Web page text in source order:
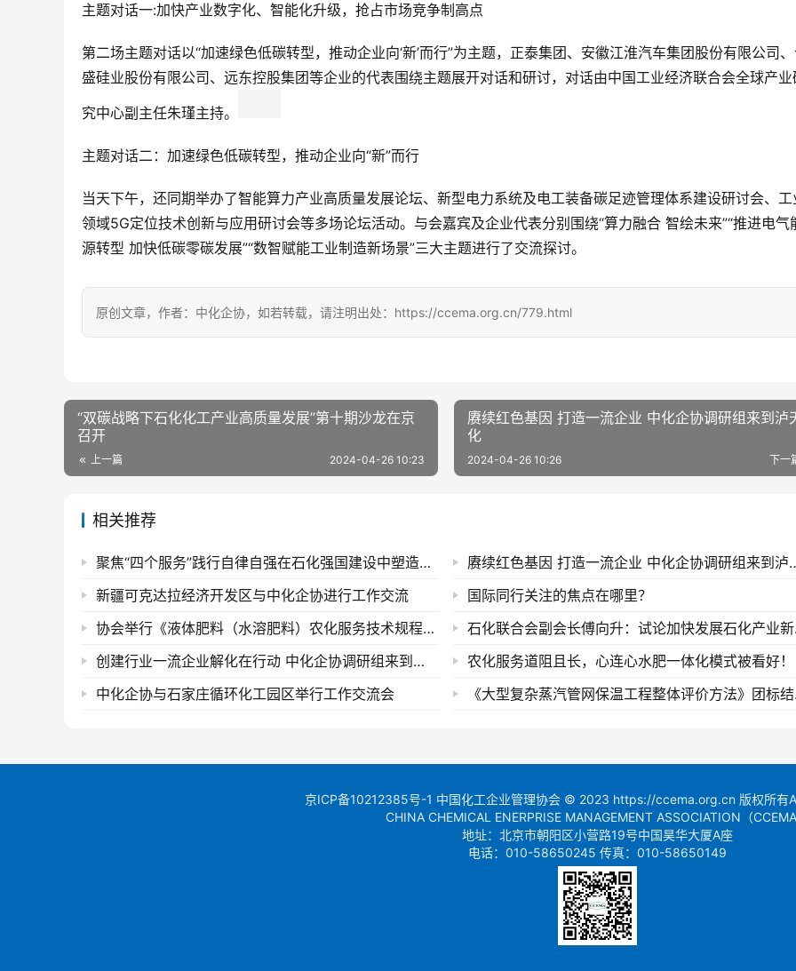
主题对话一:加快产业数字化、智能化升级，抢占市场竞争制高点
第二场主题对话以“加速绿色低碳转型，推动企业向‘新’而行”为主题，正泰集团、安徽江淮汽车集团股份有限公司
盛硅业股份有限公司、远东控股集团等企业的代表围绕主题展开对话和研讨，对话由中国工业经济联合会全球产业
究中心副主任朱瑾主持。
主题对话二：加速绿色低碳转型，推动企业向“新”而行
当天下午，还同期举办了智能算力产业高质量发展论坛、新型电力系统及电工装备碳足迹管理体系建设研讨会、工
领域5G定位技术创新与应用研讨会等多场论坛活动。与会嘉宾及企业代表分别围绕“算力融合 智绘未来”“推进电气
源转型 加快低碳零碳发展”“数智赋能工业制造新场景”三大主题进行了交流探讨。
原创文章，作者：中化企协，如若转载，请注明出处：https://ccema.org.cn/779.html
“双碳战略下石化化工产业高质量发展”第十期沙龙在京
召开
上一篇 2024-04-26 10:23
赓续红色基因 打造一流企业 中化企协调研组来到泸
化
下一
2024-04-26 10:26
相关推荐
聚焦“四个服务”践行自律自强在石化强国建设中塑造中国石化联新形象——在中国石化联五届二次理事会上的讲话李云鹏
赓续红色基因 打造
新疆可克达拉经济开发区与中化企协进行工作交流
国际同行关注的焦点在哪里？
协会举行《液体肥料（水溶肥料）农化服务技术规程》团体标准启动会
石化
创建行业一流企业解化在行动 中化企协调研组来到云南解化
​农化服务道阻且长，心连心水肥一体化模式被看好！
中化企协与石家庄循环化工园区举行工作交流会
《大
京ICP备10212385号-1 中国化工企业管理协会 © 2023 https://ccema.org.cn 版权所有
CHINA CHEMICAL ENERPRISE MANAGEMENT ASSOCIATION（CCEMA
地址：北京市朝阳区小营路19号中国昊华大厦A座
电话：010-58650245 传真：010-58650149